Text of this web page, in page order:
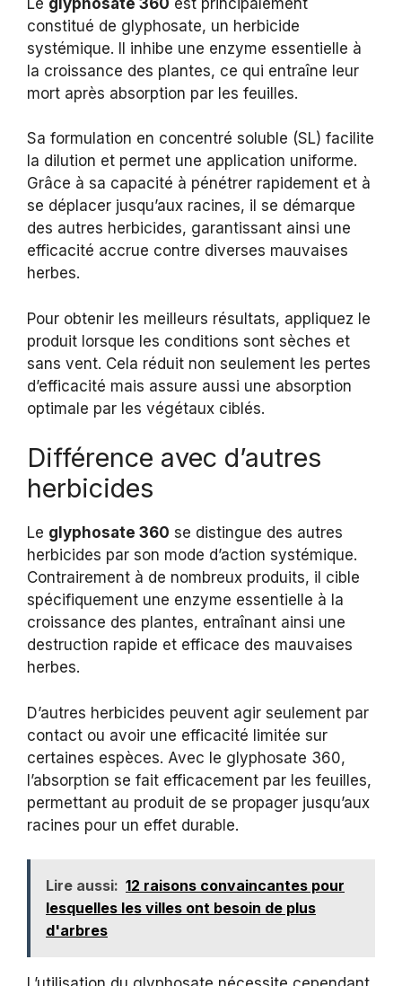
constitué de glyphosate, un herbicide
systémique. Il inhibe une enzyme essentielle à
la croissance des plantes, ce qui entraîne leur
mort après absorption par les feuilles.
Sa formulation en concentré soluble (SL) facilite
la dilution et permet une application uniforme.
Grâce à sa capacité à pénétrer rapidement et à
se déplacer jusqu’aux racines, il se démarque
des autres herbicides, garantissant ainsi une
efficacité accrue contre diverses mauvaises
herbes.
Pour obtenir les meilleurs résultats, appliquez le
produit lorsque les conditions sont sèches et
sans vent. Cela réduit non seulement les pertes
d’efficacité mais assure aussi une absorption
optimale par les végétaux ciblés.
Différence avec d’autres
herbicides
Le glyphosate 360 se distingue des autres
herbicides par son mode d’action systémique.
Contrairement à de nombreux produits, il cible
spécifiquement une enzyme essentielle à la
croissance des plantes, entraînant ainsi une
destruction rapide et efficace des mauvaises
herbes.
D’autres herbicides peuvent agir seulement par
contact ou avoir une efficacité limitée sur
certaines espèces. Avec le glyphosate 360,
l’absorption se fait efficacement par les feuilles,
permettant au produit de se propager jusqu’aux
racines pour un effet durable.
Lire aussi: 12 raisons convaincantes pour
lesquelles les villes ont besoin de plus
d'arbres